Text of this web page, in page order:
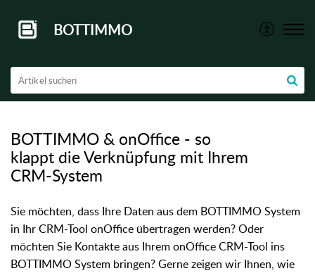
BOTTIMMO
BOTTIMMO & onOffice - so
klappt die Verknüpfung mit Ihrem
CRM-System
Sie möchten, dass Ihre Daten aus dem BOTTIMMO System
in Ihr CRM-Tool onOffice übertragen werden? Oder
möchten Sie Kontakte aus Ihrem onOffice CRM-Tool ins
BOTTIMMO System bringen? Gerne zeigen wir Ihnen, wie